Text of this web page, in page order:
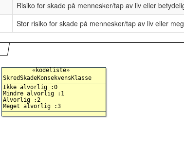
Risiko for skade på mennesker/tap av liv eller
Stor risiko for skade på mennesker/tap av liv eller